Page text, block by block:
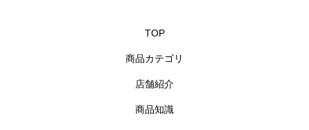
TOP
商品カテゴリ
店舗紹介
商品知識